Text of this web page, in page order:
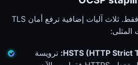
الشهادة الصالحة بداية فقط. ثلاث آليات إضافية ترفع أمان TLS
HSTS (HTTP Strict ترويسة